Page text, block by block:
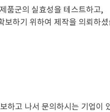
품군의 실효성을 테스트하고,
보하기 위하여 제작을 의뢰하셨
하고 나서 문의하시는 기업이